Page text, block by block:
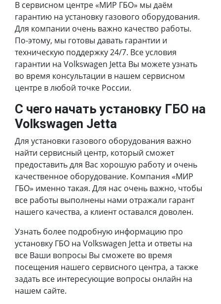
В сервисном центре «МИР ГБО» мы даём
гарантию на установку газового оборудования.
Для компании очень важно качество работы.
По-этому, мы готовы давать гарантии и
техническую поддержку 24/7. Все условия
гарантии на Volkswagen Jetta Вы можете узнать
во время консультации в нашем сервисном
центре в любой точке России.
С чего начать установку ГБО на
Volkswagen Jetta
Для установки газового оборудования важно
найти сервисный центр, который сможет
предоставить для Вас хорошую работу и очень
качественное оборудование. Компания «МИР
ГБО» именно такая. Для нас очень важно, чтобы
все работы выполнены нами отражали гарант
нашего качества, а клиент оставался доволен.
Узнать более подробную информацию про
установку ГБО на Volkswagen Jetta и ответы на
все Ваши вопросы Вы сможете во время
посещения нашего сервисного центра, а также
задать все интересующие вопросы онлайн на
нашем сайте.